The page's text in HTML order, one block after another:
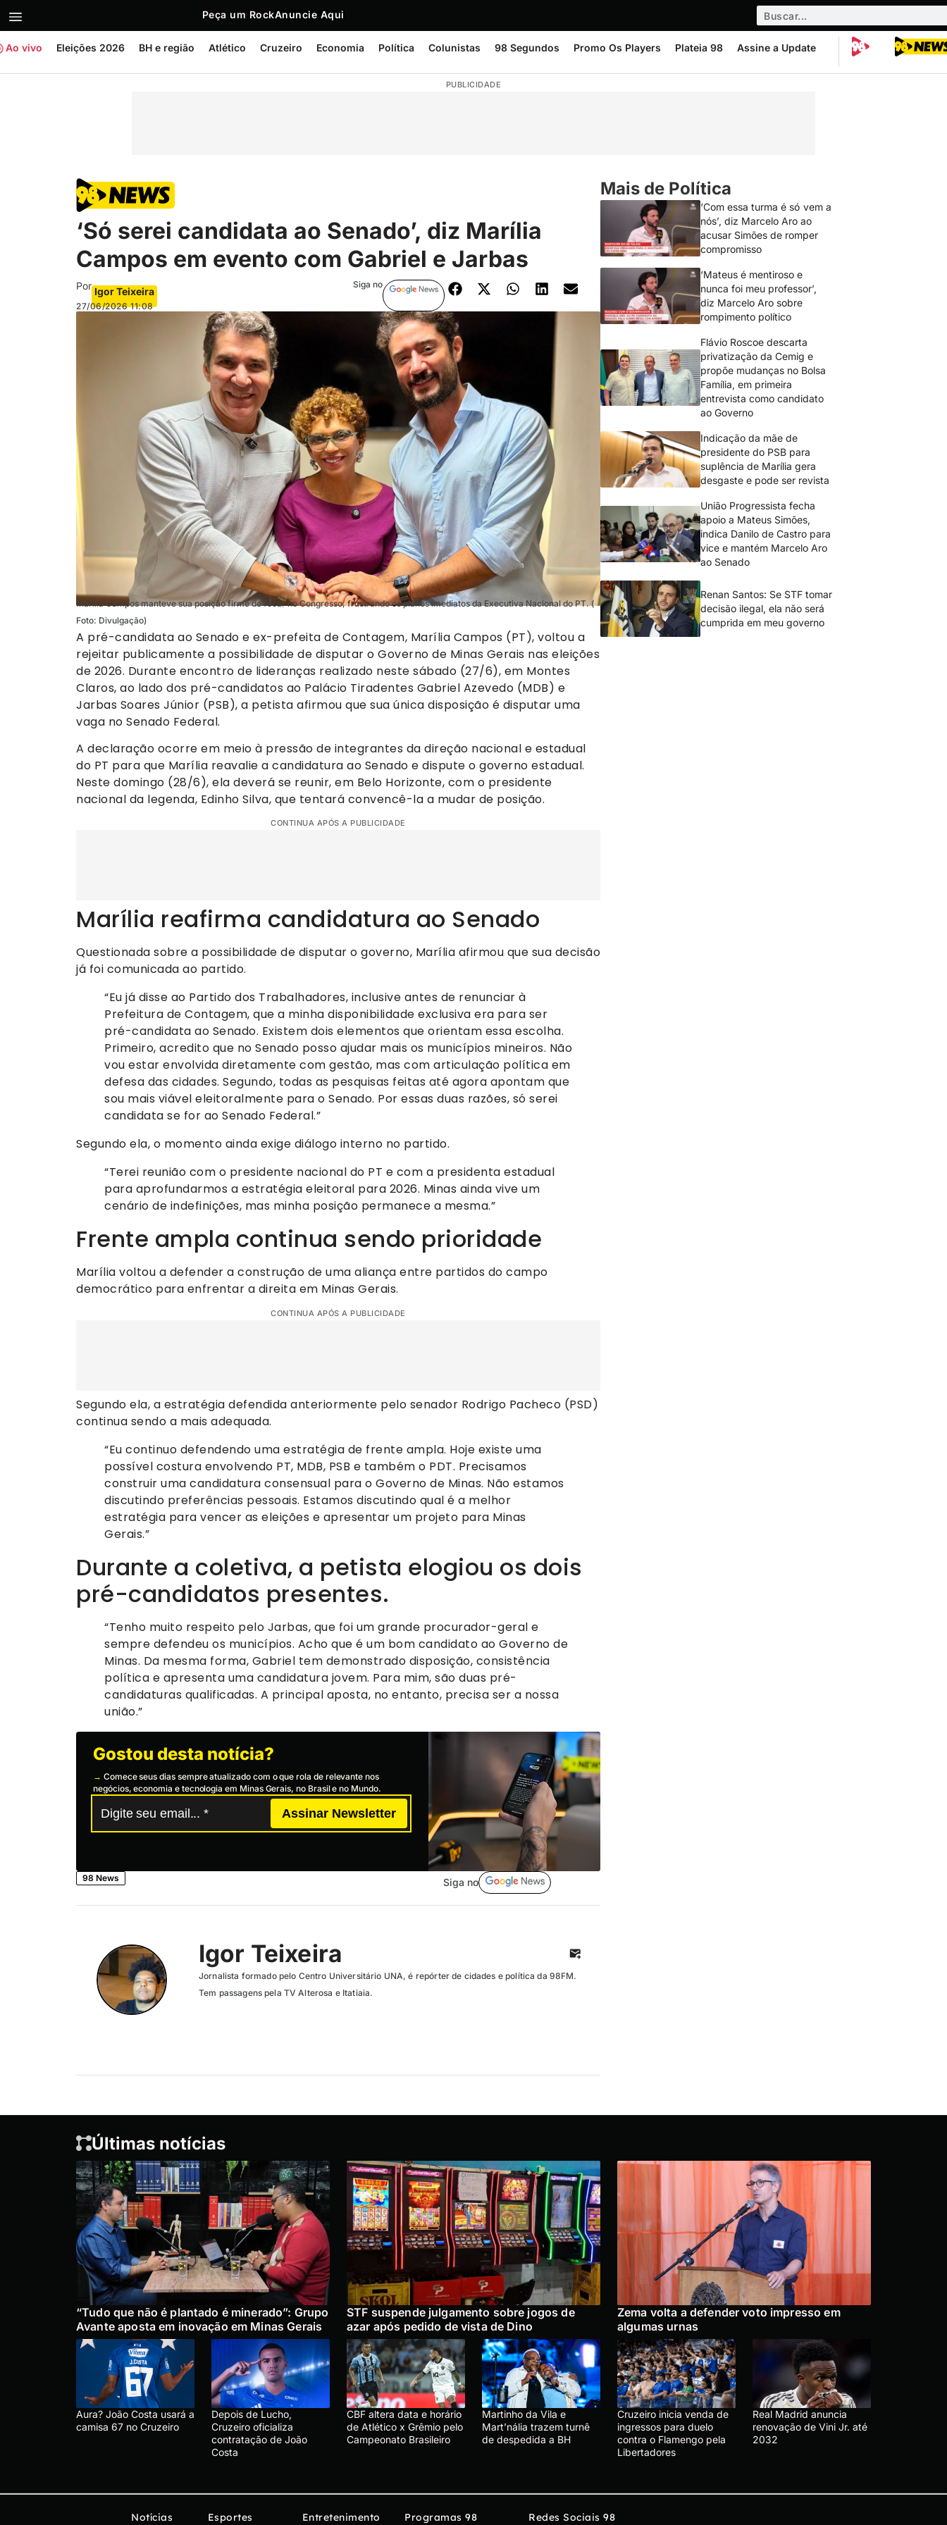
Peça um RockAnuncie Aqui
Ao vivo Eleições 2026 BH e região Atlético Cruzeiro Economia Política Colunistas 98 Segundos Promo Os Players Plateia 98 Assine a Update
PUBLICIDADE
‘Só serei candidata ao Senado’, diz Marília
Campos em evento com Gabriel e Jarbas
Por Igor Teixeira
27/06/2026 11:08
Siga no
Marília Campos manteve sua posição firme de focar no Congresso, frustrando os planos imediatos da Executiva Nacional do PT. (
Foto: Divulgação)
A pré-candidata ao Senado e ex-prefeita de Contagem, Marília Campos (PT), voltou a
rejeitar publicamente a possibilidade de disputar o Governo de Minas Gerais nas eleições
de 2026. Durante encontro de lideranças realizado neste sábado (27/6), em Montes
Claros, ao lado dos pré-candidatos ao Palácio Tiradentes Gabriel Azevedo (MDB) e
Jarbas Soares Júnior (PSB), a petista afirmou que sua única disposição é disputar uma
vaga no Senado Federal.
A declaração ocorre em meio à pressão de integrantes da direção nacional e estadual
do PT para que Marília reavalie a candidatura ao Senado e dispute o governo estadual.
Neste domingo (28/6), ela deverá se reunir, em Belo Horizonte, com o presidente
nacional da legenda, Edinho Silva, que tentará convencê-la a mudar de posição.
CONTINUA APÓS A PUBLICIDADE
Marília reafirma candidatura ao Senado
Questionada sobre a possibilidade de disputar o governo, Marília afirmou que sua decisão
já foi comunicada ao partido.
“Eu já disse ao Partido dos Trabalhadores, inclusive antes de renunciar à
Prefeitura de Contagem, que a minha disponibilidade exclusiva era para ser
pré-candidata ao Senado. Existem dois elementos que orientam essa escolha.
Primeiro, acredito que no Senado posso ajudar mais os municípios mineiros. Não
vou estar envolvida diretamente com gestão, mas com articulação política em
defesa das cidades. Segundo, todas as pesquisas feitas até agora apontam que
sou mais viável eleitoralmente para o Senado. Por essas duas razões, só serei
candidata se for ao Senado Federal.”
Segundo ela, o momento ainda exige diálogo interno no partido.
“Terei reunião com o presidente nacional do PT e com a presidenta estadual
para aprofundarmos a estratégia eleitoral para 2026. Minas ainda vive um
cenário de indefinições, mas minha posição permanece a mesma.”
Frente ampla continua sendo prioridade
Marília voltou a defender a construção de uma aliança entre partidos do campo
democrático para enfrentar a direita em Minas Gerais.
CONTINUA APÓS A PUBLICIDADE
Segundo ela, a estratégia defendida anteriormente pelo senador Rodrigo Pacheco (PSD)
continua sendo a mais adequada.
“Eu continuo defendendo uma estratégia de frente ampla. Hoje existe uma
possível costura envolvendo PT, MDB, PSB e também o PDT. Precisamos
construir uma candidatura consensual para o Governo de Minas. Não estamos
discutindo preferências pessoais. Estamos discutindo qual é a melhor
estratégia para vencer as eleições e apresentar um projeto para Minas
Gerais.”
Durante a coletiva, a petista elogiou os dois
pré-candidatos presentes.
“Tenho muito respeito pelo Jarbas, que foi um grande procurador-geral e
sempre defendeu os municípios. Acho que é um bom candidato ao Governo de
Minas. Da mesma forma, Gabriel tem demonstrado disposição, consistência
política e apresenta uma candidatura jovem. Para mim, são duas pré-
candidaturas qualificadas. A principal aposta, no entanto, precisa ser a nossa
união.”
Gostou desta notícia?
→ Comece seus dias sempre atualizado com o que rola de relevante nos
negócios, economia e tecnologia em Minas Gerais, no Brasil e no Mundo.
Assinar Newsletter
98 News Siga no
Igor Teixeira
Jornalista formado pelo Centro Universitário UNA, é repórter de cidades e política da 98FM.
Tem passagens pela TV Alterosa e Itatiaia.
Mais de Política
‘Com essa turma é só vem a
nós’, diz Marcelo Aro ao
acusar Simões de romper
compromisso
‘Mateus é mentiroso e
nunca foi meu professor’,
diz Marcelo Aro sobre
rompimento político
Flávio Roscoe descarta
privatização da Cemig e
propõe mudanças no Bolsa
Família, em primeira
entrevista como candidato
ao Governo
Indicação da mãe de
presidente do PSB para
suplência de Marília gera
desgaste e pode ser revista
União Progressista fecha
apoio a Mateus Simões,
indica Danilo de Castro para
vice e mantém Marcelo Aro
ao Senado
Renan Santos: Se STF tomar
decisão ilegal, ela não será
cumprida em meu governo
Últimas notícias
“Tudo que não é plantado é minerado”: Grupo
Avante aposta em inovação em Minas Gerais
STF suspende julgamento sobre jogos de
azar após pedido de vista de Dino
Zema volta a defender voto impresso em
algumas urnas
Aura? João Costa usará a
camisa 67 no Cruzeiro
Depois de Lucho,
Cruzeiro oficializa
contratação de João
Costa
CBF altera data e horário
de Atlético x Grêmio pelo
Campeonato Brasileiro
Martinho da Vila e
Mart’nália trazem turnê
de despedida a BH
Cruzeiro inicia venda de
ingressos para duelo
contra o Flamengo pela
Libertadores
Real Madrid anuncia
renovação de Vini Jr. até
2032
Notícias Esportes Entretenimento Programas 98 Redes Sociais 98